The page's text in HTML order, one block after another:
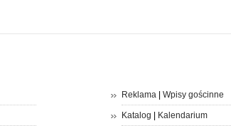
Reklama| Wpisy gościnne
Katalog Kalendarium